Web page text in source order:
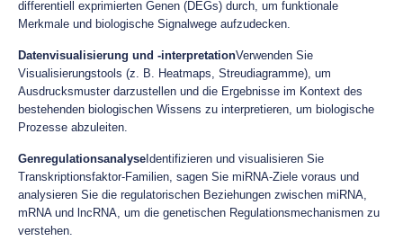
differentiell exprimierten Genen (DEGs) durch, um funktionale
Merkmale und biologische Signalwege aufzudecken.
Datenvisualisierung und -interpretationVerwenden Sie
Visualisierungstools (z. B. Heatmaps, Streudiagramme), um
Ausdrucksmuster darzustellen und die Ergebnisse im Kontext des
bestehenden biologischen Wissens zu interpretieren, um biologische
Prozesse abzuleiten.
Genregulationsanalyse Identifizieren und visualisieren Sie
Transkriptionsfaktor-Familien, sagen Sie miRNA-Ziele voraus und
analysieren Sie die regulatorischen Beziehungen zwischen miRNA,
mRNA und lncRNA, um die genetischen Regulationsmechanismen zu
verstehen.